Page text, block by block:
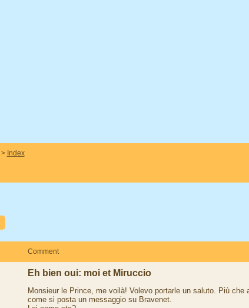
> Index
Comment
Eh bien oui: moi et Miruccio
Monsieur le Prince, me voilà! Volevo portarle un saluto. Più che
come si posta un messaggio su Bravenet.